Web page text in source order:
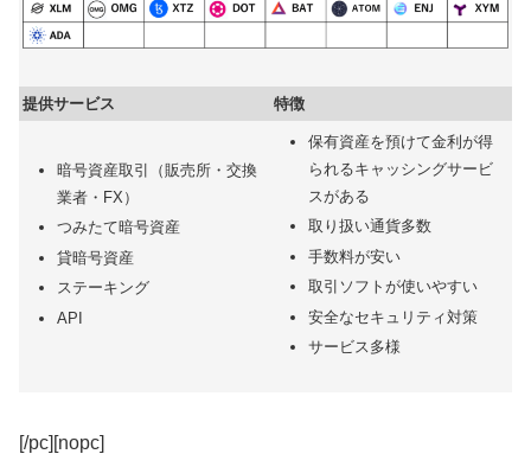
提供サービス 特徴
暗号資産取引（販売所・交換
業者・FX）
つみたて暗号資産
貸暗号資産
ステーキング
API
保有資産を預けて金利が得
られるキャッシングサービ
スがある
取り扱い通貨多数
手数料が安い
取引ソフトが使いやすい
安全なセキュリティ対策
サービス多様
[/pc][nopc]